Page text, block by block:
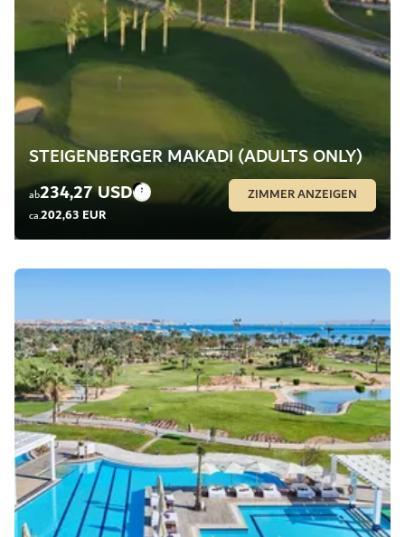
STEIGENBERGER MAKADI (ADULTS ONLY)
ab234,27 USD
ca.202,63 EUR
ZIMMER ANZEIGEN